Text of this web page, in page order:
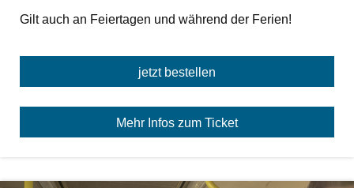
Harz: HATIX und Übergangstarif
Vorverkaufs- und Beratungsstellen
Informationen für Eltern
Gilt auch an Feiertagen und während der Ferien!
jetzt bestellen
Mehr Infos zum Ticket